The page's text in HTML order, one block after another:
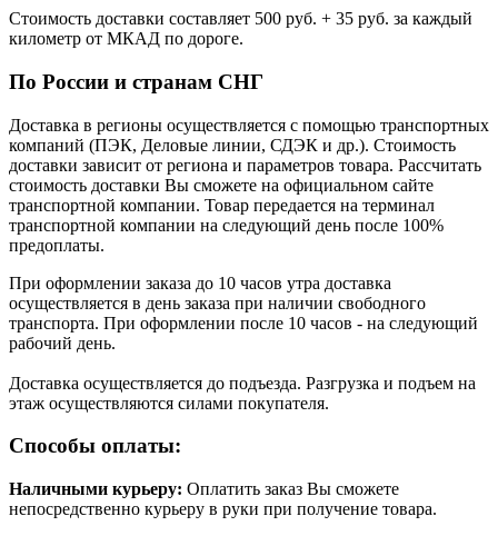
Стоимость доставки cоставляет 500 руб. + 35 руб. за каждый
километр от МКАД по дороге.
По России и странам СНГ
Доставка в регионы осуществляется с помощью транспортных
компаний (ПЭК, Деловые линии, СДЭК и др.). Стоимость
доставки зависит от региона и параметров товара. Рассчитать
стоимость доставки Вы сможете на официальном сайте
транспортной компании. Товар передается на терминал
транспортной компании на следующий день после 100%
предоплаты.
При оформлении заказа до 10 часов утра доставка
осуществляется в день заказа при наличии свободного
транспорта. При оформлении после 10 часов - на следующий
рабочий день.
Доставка осуществляется до подъезда. Разгрузка и подъем на
этаж осуществляются силами покупателя.
Способы оплаты:
Наличными курьеру: Оплатить заказ Вы сможете
непосредственно курьеру в руки при получение товара.